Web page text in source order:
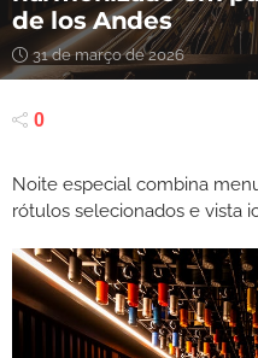
de los Andes
31 de março de 2026
0
Noite especial combina
rótulos selecionados e vista